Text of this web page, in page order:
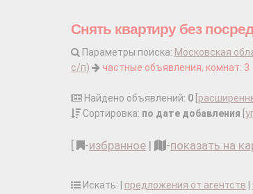
Снять квартиру без
Параметры поиска: Московская
с/п)
частные объявления, комнат: 3
Найдено объявлений: 0
Сортировка: по дате добавления
-избранное | -показать на
Искать: | предложения от агентств